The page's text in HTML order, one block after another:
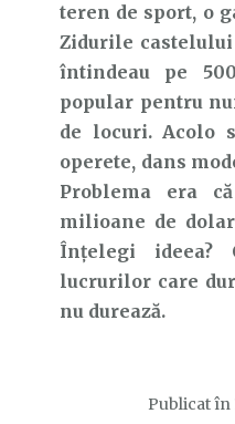
teren de sport, o
Zidurile
întindeau pe
popular pentru
de locuri. Acolo
operete, dans
Problema era
milioane de
Înțelegi ideea?
lucrurilor care
nu durează.
Publicat în